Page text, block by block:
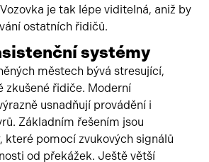
je tak lépe viditelná, aniž by
ostatních řidičů.
systémy
městech bývá stresující,
zkušené řidiče. Moderní
usnadňují provádění i
Základním řešením jsou
které pomocí zvukových signálů
od překážek. Ještě větší